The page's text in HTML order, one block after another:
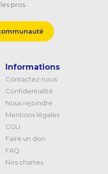
pros.
Informations
Contactez-nous
Confidentialité
Nous rejoindre
Mentions légales
CGU
Faire un don
FAQ
Nos chartes